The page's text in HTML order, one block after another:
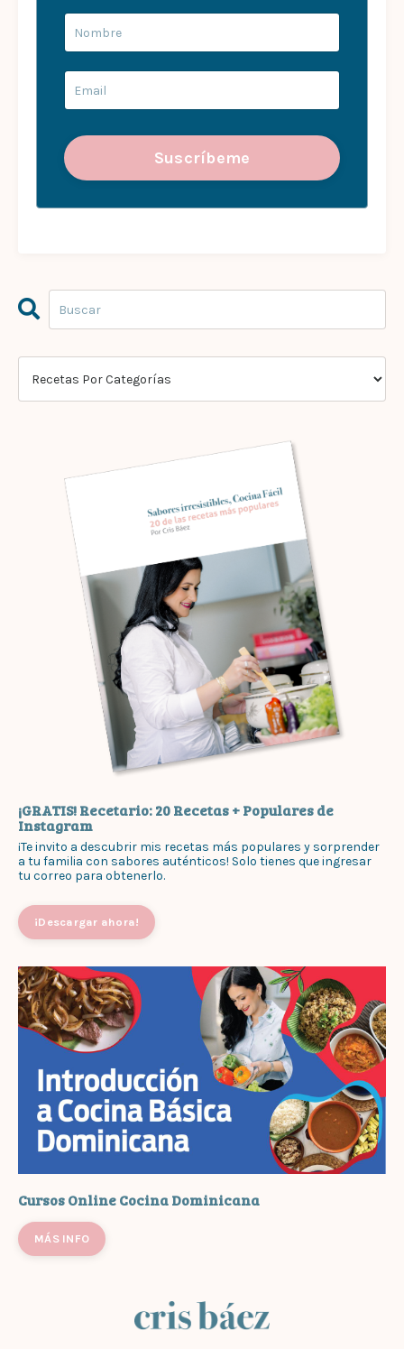
¡GRATIS! Recetario: 20 Recetas + Populares de
Instagram
¡Te invito a descubrir mis recetas más populares y sorprender
a tu familia con sabores auténticos! Solo tienes que ingresar
tu correo para obtenerlo.
¡Descargar ahora!
Cursos Online Cocina Dominicana
MÁS INFO